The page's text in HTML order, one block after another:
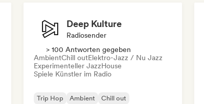
Deep Kulture
Radiosender
> 100 Antworten gegeben
AmbientChill outElektro-Jazz / Nu Jazz
Experimenteller JazzHouse
Spiele Künstler im Radio
Trip Hop Ambient
Chill out